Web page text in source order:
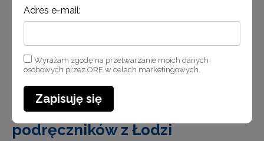
27 czerwca 2014
Podsumowanie odsłony e-
podręczników z Łodzi
Adres e-mail:
Wyrażam zgodę na przetwarzanie moich danych
osobowych przez ORE w celach marketingowych.
Zapisuję się